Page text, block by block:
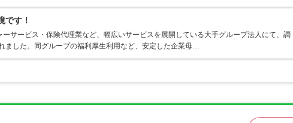
です！
サービス・保険代理業など、幅広いサービスを展開している大手グループ法人にて、調
ました。同グループの福利厚生利用など、安定した企業母…